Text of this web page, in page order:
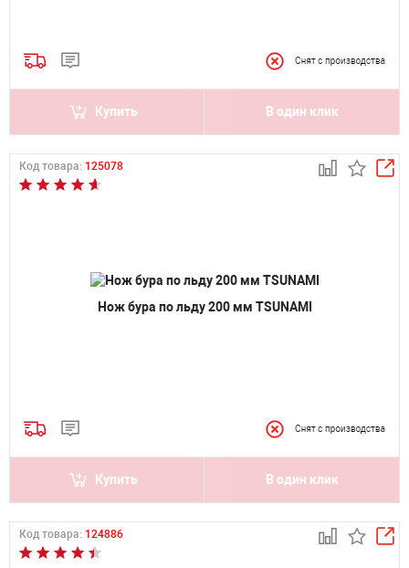
Купить В один клик
Код товара: 125078
Нож бура по льду 200 мм TSUNAMI
Купить В один клик
Код товара: 124886